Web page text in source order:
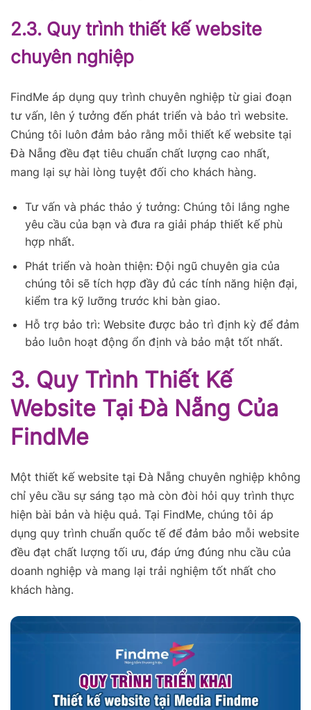
2.3. Quy trình thiết kế website
chuyên nghiệp
FindMe áp dụng quy trình chuyên nghiệp từ giai đoạn
tư vấn, lên ý tưởng đến phát triển và bảo trì website.
Chúng tôi luôn đảm bảo rằng mỗi thiết kế website tại
Đà Nẵng đều đạt tiêu chuẩn chất lượng cao nhất,
mang lại sự hài lòng tuyệt đối cho khách hàng.
Tư vấn và phác thảo ý tưởng: Chúng tôi lắng nghe
yêu cầu của bạn và đưa ra giải pháp thiết kế phù
hợp nhất.
Phát triển và hoàn thiện: Đội ngũ chuyên gia của
chúng tôi sẽ tích hợp đầy đủ các tính năng hiện đại,
kiểm tra kỹ lưỡng trước khi bàn giao.
Hỗ trợ bảo trì: Website được bảo trì định kỳ để đảm
bảo luôn hoạt động ổn định và bảo mật tốt nhất.
3. Quy Trình Thiết Kế
Website Tại Đà Nẵng Của
FindMe
Một thiết kế website tại Đà Nẵng chuyên nghiệp không
chỉ yêu cầu sự sáng tạo mà còn đòi hỏi quy trình thực
hiện bài bản và hiệu quả. Tại FindMe, chúng tôi áp
dụng quy trình chuẩn quốc tế để đảm bảo mỗi website
đều đạt chất lượng tối ưu, đáp ứng đúng nhu cầu của
doanh nghiệp và mang lại trải nghiệm tốt nhất cho
khách hàng.